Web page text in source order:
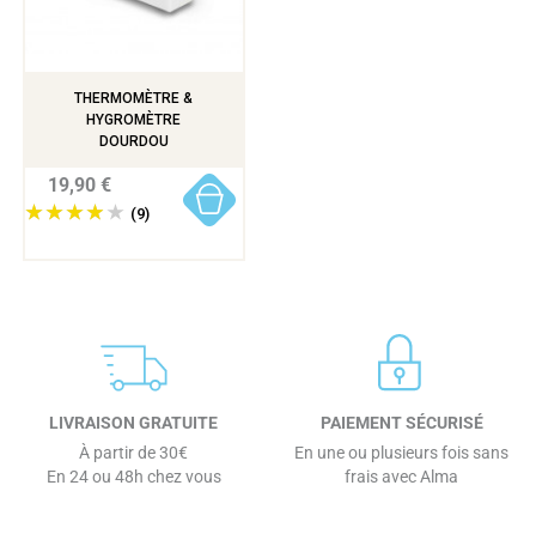
THERMOMÈTRE &
HYGROMÈTRE
DOURDOU
(9)
19,90 €
LIVRAISON GRATUITE
À partir de 30€
En 24 ou 48h chez vous
PAIEMENT SÉCURISÉ
En une ou plusieurs fois sans
frais avec Alma